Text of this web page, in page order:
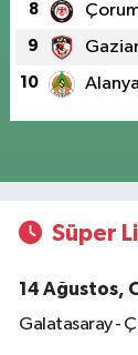
8
9
10
Süper
14 Ağustos,
Galatasaray -